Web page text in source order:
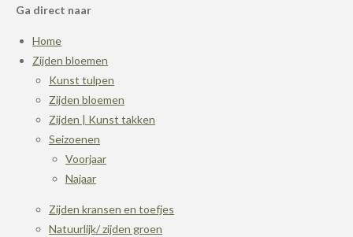
Ga direct naar
Home
Zijden bloemen
Kunst tulpen
Zijden bloemen
Zijden | Kunst takken
Seizoenen
Voorjaar
Najaar
Zijden kransen en toefjes
Natuurlijk/ zijden groen